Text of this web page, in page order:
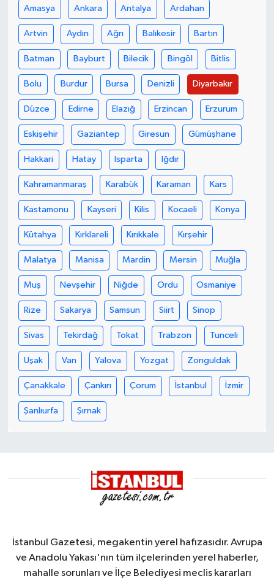
Amasya Ankara Antalya Ardahan
Artvin Aydın Ağrı Balıkesir Bartın
Batman Bayburt Bilecik Bingöl Bitlis
Bolu Burdur Bursa Denizli Diyarbakır
Düzce Edirne Elazığ Erzincan Erzurum
Eskişehir Gaziantep Giresun Gümüşhane
Hakkari Hatay Isparta Iğdır
Kahramanmaraş Karabük Karaman Kars
Kastamonu Kayseri Kilis Kocaeli Konya
Kütahya Kırklareli Kırıkkale Kırşehir
Malatya Manisa Mardin Mersin Muğla
Muş Nevşehir Niğde Ordu Osmaniye
Rize Sakarya Samsun Siirt Sinop
Sivas Tekirdağ Tokat Trabzon Tunceli
Uşak Van Yalova Yozgat Zonguldak
Çanakkale Çankırı Çorum İstanbul İzmir
Şanlıurfa Şırnak
İstanbul Gazetesi, megakentin yerel hafızasıdır. Avrupa
ve Anadolu Yakası'nın tüm ilçelerinden yerel haberler,
mahalle sorunları ve İlçe Belediyesi meclis kararları